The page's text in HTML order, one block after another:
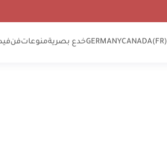
CANADA(FR)
GERMANYخدع بصريةمنوعاتفن